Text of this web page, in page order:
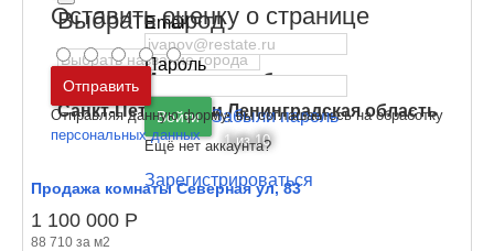
Выбрать город
Москва и
Московская область
Санкт-Петербург иЛенинградская область
Email
Пароль
Войти Забыли пароль
Ещё нет аккаунта?
Зарегистрироваться
1из 10
Продажа комнаты Северная ул, 83
1 100 000 Р
88 710 за м2
Оставить оценку о странице
Отправить
Отправляя данную форму, вы соглашаетесь на обработку
персональных данных